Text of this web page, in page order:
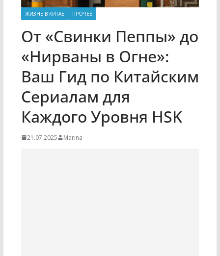
ЖИЗНЬ В КИТАЕ ПРОЧЕЕ
От «Свинки Пеппы» до
«Нирваны в Огне»:
Ваш Гид по Китайским
Сериалам для
Каждого Уровня HSK
21.07.2025 Marina